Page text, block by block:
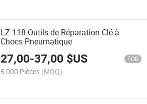
LZ-118 Outils de Réparation Clé à
Chocs Pneumatique
27,00-37,00 $US FOB
5 000 Pièces (MOQ)